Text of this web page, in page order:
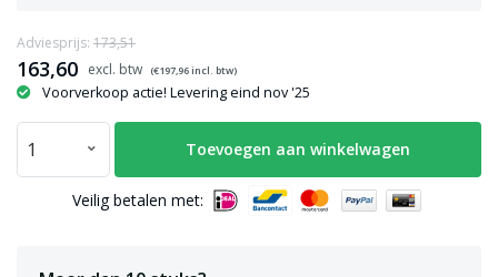
163,60 (€197,96incl. btw)
Adviesprijs: 173,51
Voorverkoop actie! Levering eind nov '25
Toevoegen aan winkelwagen
Veilig betalen met: